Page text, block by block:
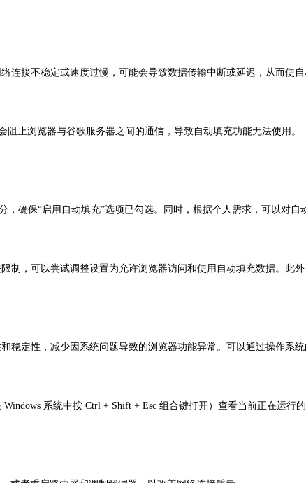
连接不稳定或速度过慢，可能会导致数据传输中断或延迟，从而使
止浏览器与谷歌服务器之间的通信，导致自动填充功能无法使用。
确保“启用自动填充”选项已勾选。同时，根据个人需求，可以对自
制，可以尝试调整设置为允许浏览器访问和使用自动填充数据。此
稳定性，减少因系统问题导致的浏览器功能异常。可以通过操作系
系统中按 Ctrl + Shift + Esc 组合键打开）查看当前正在运行